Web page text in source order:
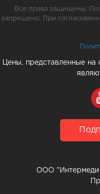
Все права защищены.
запрещено. При
Цены, представленные
ООО